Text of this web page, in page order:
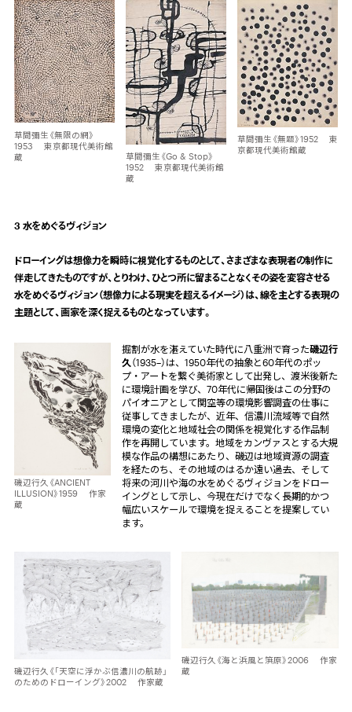
草間彌生《無限の網》
1953 東京都現代美術館
蔵
草間彌生《Go & Stop》
1952 東京都現代美術館
蔵
草間彌生《無題》1952 東
京都現代美術館蔵
3 水をめぐるヴィジョン
ドローイングは想像力を瞬時に視覚化するものとして、さまざまな表現者の制作に
伴走してきたものですが、とりわけ、ひとつ所に留まることなくその姿を変容させる
水をめぐるヴィジョン（想像力による現実を超えるイメージ）は、線を主とする表現の
主題として、画家を深く捉えるものとなっています。
磯辺行久《ANCIENT
ILLUSION》1959 作家
蔵
掘割が水を湛えていた時代に八重洲で育った磯辺行
久 （1935–）は、1950年代の抽象と60年代のポッ
プ・アートを繋ぐ美術家として出発し、渡米後新た
に環境計画を学び、70年代に帰国後はこの分野の
パイオニアとして関空等の環境影響調査の仕事に
従事してきましたが、近年、信濃川流域等で自然
環境の変化と地域社会の関係を視覚化する作品制
作を再開しています。地域をカンヴァスとする大規
模な作品の構想にあたり、磯辺は地域資源の調査
を経たのち、その地域のはるか遠い過去、そして
将来の河川や海の水をめぐるヴィジョンをドロー
イングとして示し、今現在だけでなく長期的かつ
幅広いスケールで環境を捉えることを提案してい
ます。
磯辺行久《「天空に浮かぶ信濃川の航跡」
のためのドローイング》2002 作家蔵
磯辺行久《海と浜風と篊原》2006 作家
蔵